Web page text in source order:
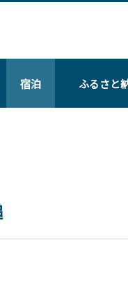
宿泊 ふるさと